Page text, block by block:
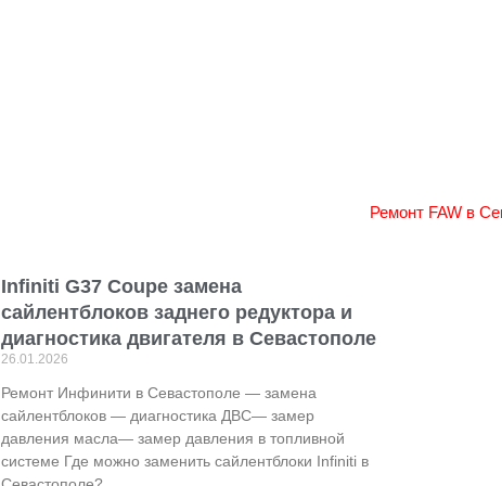
Infiniti G37 Coupe замена
сайлентблоков заднего редуктора и
диагностика двигателя в Севастополе
26.01.2026
Ремонт Инфинити в Севастополе — замена
сайлентблоков — диагностика ДВС— замер
давления масла— замер давления в топливной
системе Где можно заменить сайлентблоки Infiniti в